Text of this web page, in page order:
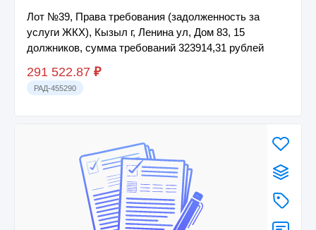
Лот №39, Права требования (задолженность за
услуги ЖКХ), Кызыл г, Ленина ул, Дом 83, 15
должников, сумма требований 323914,31 рублей
291 522.87 ₽
РАД-455290